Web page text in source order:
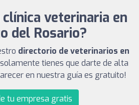
veterinaria en
del Rosario?
directorio de veterinarios en
solamente tienes que darte de alta
en nuestra guía es gratuito!
tu empresa gratis